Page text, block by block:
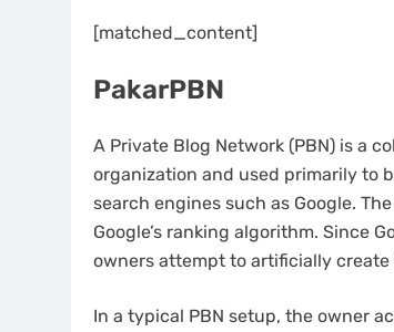
[matched_content]
PakarPBN
A Private Blog Network (PBN) is a
organization and used primarily to
search engines such as Google.
Google’s ranking algorithm. Since
owners attempt to artificially
In a typical PBN setup, the owner